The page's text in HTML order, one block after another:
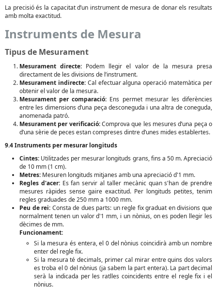
La precisió és la capacitat d’un instrument de mesura de donar els resultats
amb molta exactitud.
Instruments de Mesura
Tipus de Mesurament
Mesurament directe: Podem llegir el valor de la mesura presa
directament de les divisions de l’instrument.
Mesurament indirecte:Cal efectuar alguna operació matemàtica per
obtenir el valor de la mesura.
Mesurament per comparació: Ens permet mesurar les diferències
entre les dimensions d’una peça desconeguda i una altra de coneguda,
anomenada patró.
Mesurament per verificació:Comprova que les mesures d’una peça o
d’una sèrie de peces estan compreses dintre d’unes mides establertes.
9.4 Instruments per mesurar longituds
Cintes: Utilitzades per mesurar longituds grans, fins a 50 m. Apreciació
de 10 mm (1 cm).
Metres: Mesuren longituds mitjanes amb una apreciació d'1 mm.
Regles d'acer:Es fan servir al taller mecànic quan s'han de prendre
mesures ràpides sense gaire exactitud. Per longituds petites, tenim
regles graduades de 250 mm a 1000 mm.
Peu de rei: Consta de dues parts: un regle fix graduat en divisions que
normalment tenen un valor d'1 mm, i un nònius, on es poden llegir les
dècimes de mm.
Funcionament:
Si la mesura és entera, el 0 del nònius coincidirà amb un nombre
enter del regle fix.
Si la mesura té decimals, primer cal mirar entre quins dos valors
es troba el 0 del nònius (ja sabem la part entera). La part decimal
serà la indicada per les ratlles coincidents entre el regle fix i el
nònius.